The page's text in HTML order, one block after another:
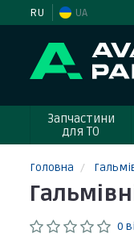
RU UA
Запчастини
для ТО
Головна
0